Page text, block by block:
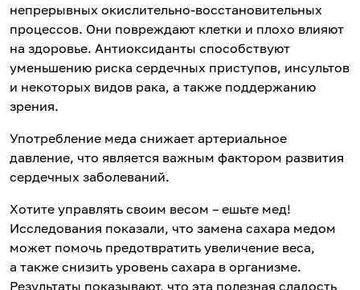
непрерывных окислительно-восстановительных
процессов. Они повреждают клетки и плохо влияют
на здоровье. Антиоксиданты способствуют
уменьшению риска сердечных приступов, инсультов
и некоторых видов рака, а также поддержанию
зрения.
Употребление меда снижает артериальное
давление, что является важным фактором развития
сердечных заболеваний.
Хотите управлять своим весом – ешьте мед!
Исследования показали, что замена сахара медом
может помочь предотвратить увеличение веса,
а также снизить уровень сахара в организме.
Результаты показывают, что эта полезная сладость